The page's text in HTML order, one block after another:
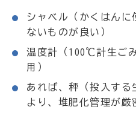
シャベル（かくはんに
ないものが良い）
温度計（100℃計生ご
用）
あれば、秤（投入する
より、堆肥化管理が厳